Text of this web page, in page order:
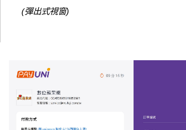
(彈出式視窗)